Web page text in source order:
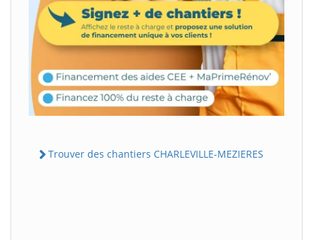
Trouver des chantiers CHARLEVILLE-MEZIERES